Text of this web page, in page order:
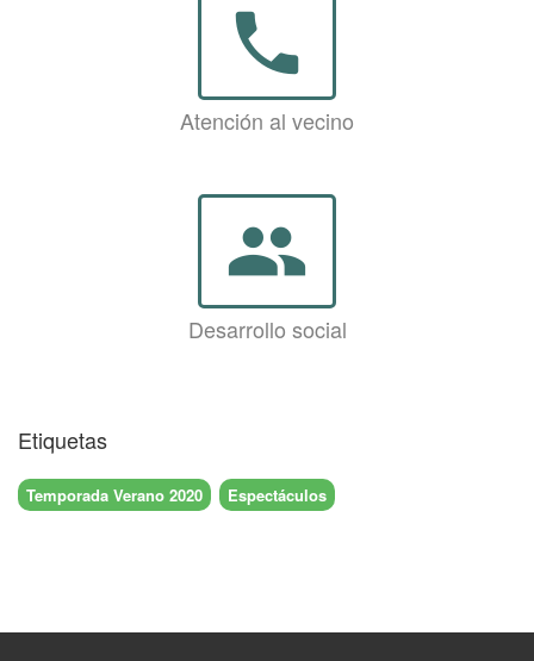
phone
Atención al vecino
group
Desarrollo social
Etiquetas
Temporada Verano 2020 Espectáculos